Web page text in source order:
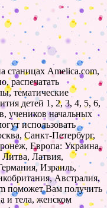
станицах Amelica.com,
распечатать
тематические
детей 1, 2, 3, 4, 5, 6,
учеников начальных
использовать
Санкт-Петербург,
Европа: Украина,
Литва, Латвия,
Израиль,
Австралия,
поможет Вам получить
и тела, женском